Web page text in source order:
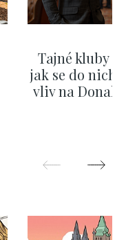
Tajné kluby
jak se do nich
vliv na